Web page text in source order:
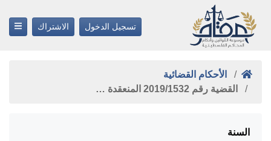
تسجيل الدخول الاشتراك
الأحكام القضائية
القضية رقم ‎1532‏/‎2019‏ المنعقدة …
السنة